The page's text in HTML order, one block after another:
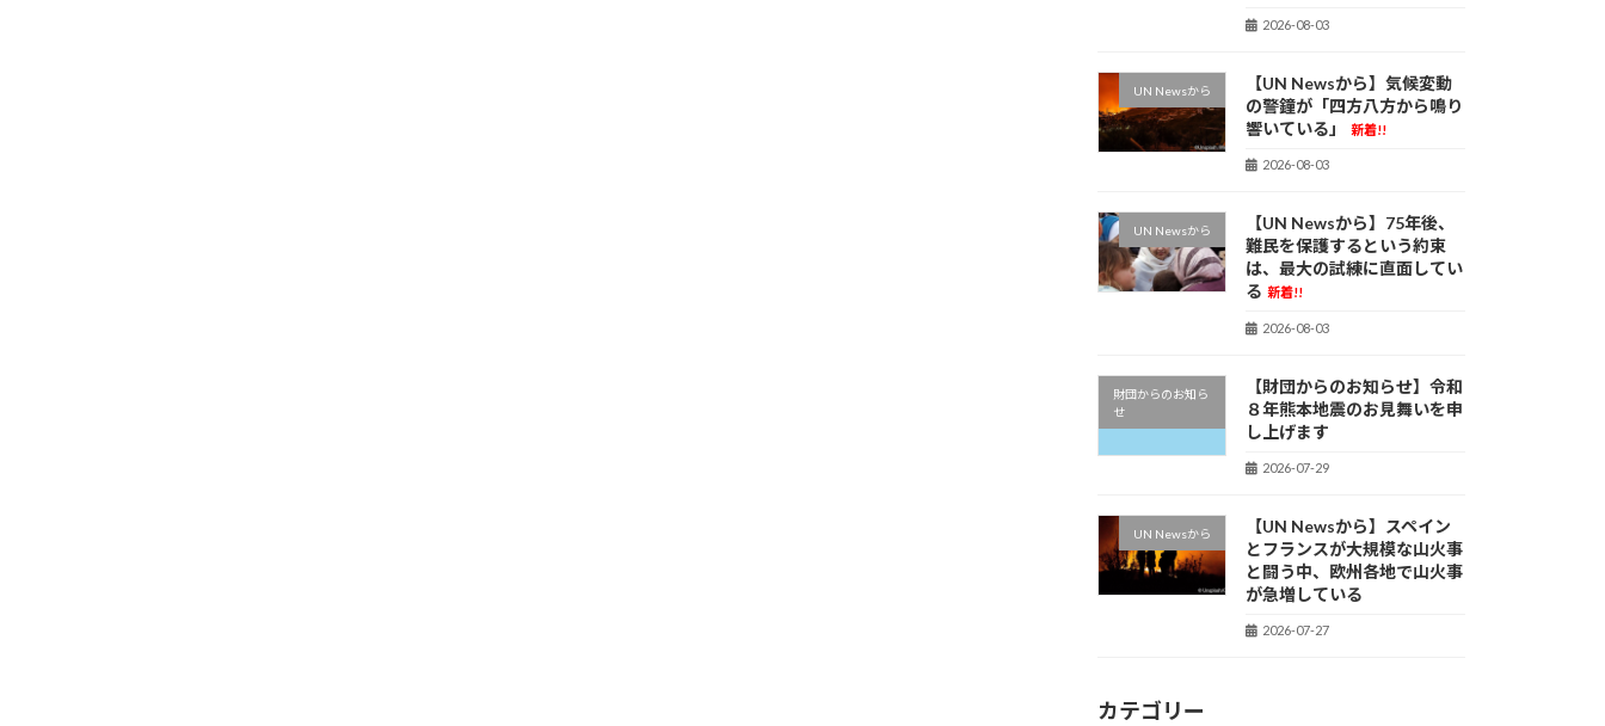
2026-08-03
UN Newsから
【UN Newsから】気候変動
の警鐘が「四方八方から鳴り
響いている」
新着!!
2026-08-03
UN Newsから
【UN Newsから】75年後、
難民を保護するという約束
は、最大の試練に直面してい
る 新着!!
2026-08-03
財団からのお知ら
せ
【財団からのお知らせ】令和
８年熊本地震のお見舞いを申
し上げます
2026-07-29
UN Newsから
【UN Newsから】スペイン
とフランスが大規模な山火事
と闘う中、欧州各地で山火事
が急増している
2026-07-27
カテゴリー